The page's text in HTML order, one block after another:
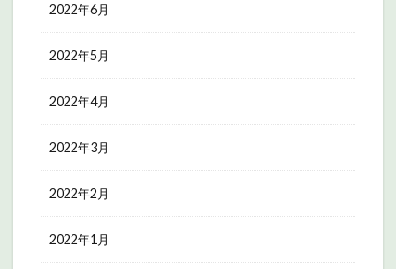
2022年6月
2022年5月
2022年4月
2022年3月
2022年2月
2022年1月